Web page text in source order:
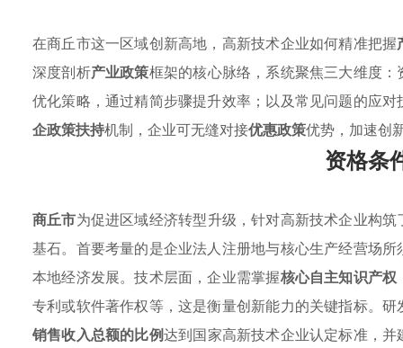
在商丘市这一区域创新高地，高新技术企业如何精准把握
深度剖析产业政策框架的核心脉络，系统聚焦三大维度
优化策略，通过精简步骤提升效率；以及常见问题的应
企政策扶持机制，企业可无缝对接优惠政策优势，加速创
资格条
商丘市为促进区域经济转型升级，针对高新技术企业构筑
基石。首要考量的是企业法人注册地与核心生产经营场所
本地经济发展。技术层面，企业需掌握核心自主知识产权
专利或软件著作权等，这是衡量创新能力的关键指标。
销售收入总额的比例达到国家高新技术企业认定标准，